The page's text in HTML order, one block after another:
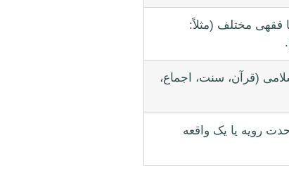
مختلف (مثلاً:
(قرآن، سنت، اجماع،
رویه یا یک واقعه